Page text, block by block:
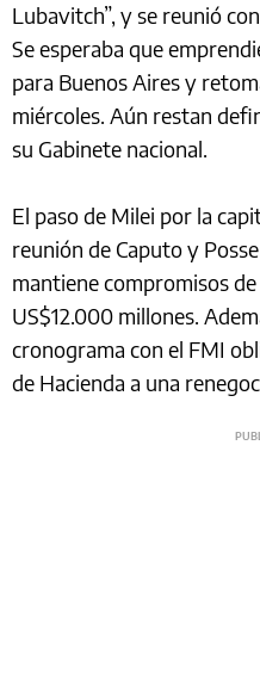
Lubavitch”, y se reunió
Se esperaba que
para Buenos Aires y
miércoles. Aún restan
su Gabinete nacional.
El paso de Milei por la
reunión de Caputo y
mantiene compromisos
US$12.000 millones.
cronograma con el FMI
de Hacienda a una